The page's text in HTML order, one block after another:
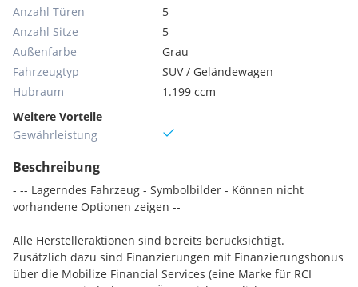
Anzahl Türen
5
Anzahl Sitze
5
Außenfarbe
Grau
Fahrzeugtyp
SUV / Geländewagen
Hubraum
1.199 ccm
Weitere Vorteile
Gewährleistung
Beschreibung
- -- Lagerndes Fahrzeug - Symbolbilder - Können nicht
vorhandene Optionen zeigen --
Alle Herstelleraktionen sind bereits berücksichtigt.
Zusätzlich dazu sind Finanzierungen mit Finanzierungsbonus
über die Mobilize Financial Services (eine Marke für RCI